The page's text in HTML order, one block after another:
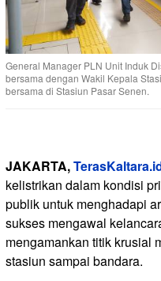
General Manager PLN Unit Induk
bersama dengan Wakil Kepala
bersama di Stasiun Pasar Senen.
JAKARTA,
kelistrikan dalam kondisi
publik untuk menghadapi
sukses mengawal
mengamankan titik krusial
stasiun sampai bandara.